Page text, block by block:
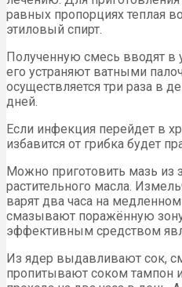
равных пропорциях теплая
этиловый спирт.
Полученную смесь вводят в
его устраняют ватными
осуществляется три раза в
дней.
Если инфекция перейдет в
избавится от грибка будет
Можно приготовить мазь из
растительного масла.
варят два часа на
смазывают поражённую
эффективным средством
Из ядер выдавливают сок,
пропитывают соком тампон